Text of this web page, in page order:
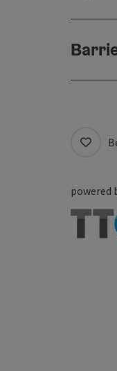
powered